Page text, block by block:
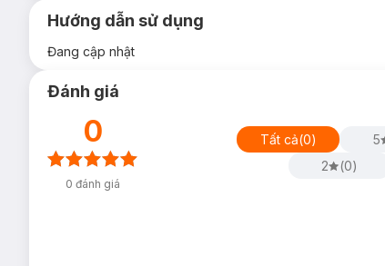
Hướng dẫn sử dụng
Đang cập nhật
Đánh giá
0
0 đánh giá
Tất cả(0) 5
2
(0)